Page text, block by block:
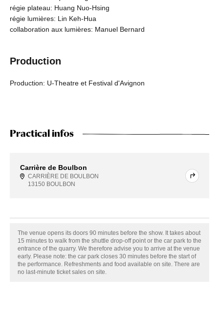
régie plateau: Huang Nuo-Hsing
régie lumières: Lin Keh-Hua
collaboration aux lumières: Manuel Bernard
Production
Production: U-Theatre et Festival d'Avignon
Practical infos
Carrière de Boulbon
CARRIÈRE DE BOULBON
13150 BOULBON
The venue opens its doors 90 minutes before the show. It takes about
15 minutes to walk from the shuttle drop-off point or the car park to the
entrance of the quarry. We therefore advise you to arrive at the venue
early. Please note: the car park closes 30 minutes before the start of
the performance. Refreshments and food available on site. There are
no last-minute ticket sales on site.